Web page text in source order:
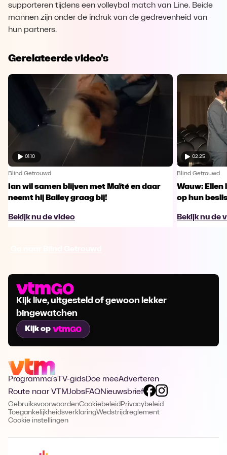
supporteren tijdens een volleybal match van Line. Beide
mannen zijn onder de indruk van de gedrevenheid van
hun partners.
Gerelateerde video's
01:10
Blind Getrouwd
Ian wil samen blijven met Maïté en daar
neemt hij Bailey graag bij!
Bekijk nu de video
02:25
Blind Getrouwd
Wauw:
op hun
Bekijk nu de
Kijk live, uitgesteld of gewoon lekker
bingewatchen
Kijk op
Programma's TV-gidsDoe meeAdverteren
Route naar VTMJobsFAQNieuwsbrief
GebruiksvoorwaardenCookiebeleid Privacybeleid
ToegankelijkheidsverklaringWedstrijdreglement
Cookie instellingen